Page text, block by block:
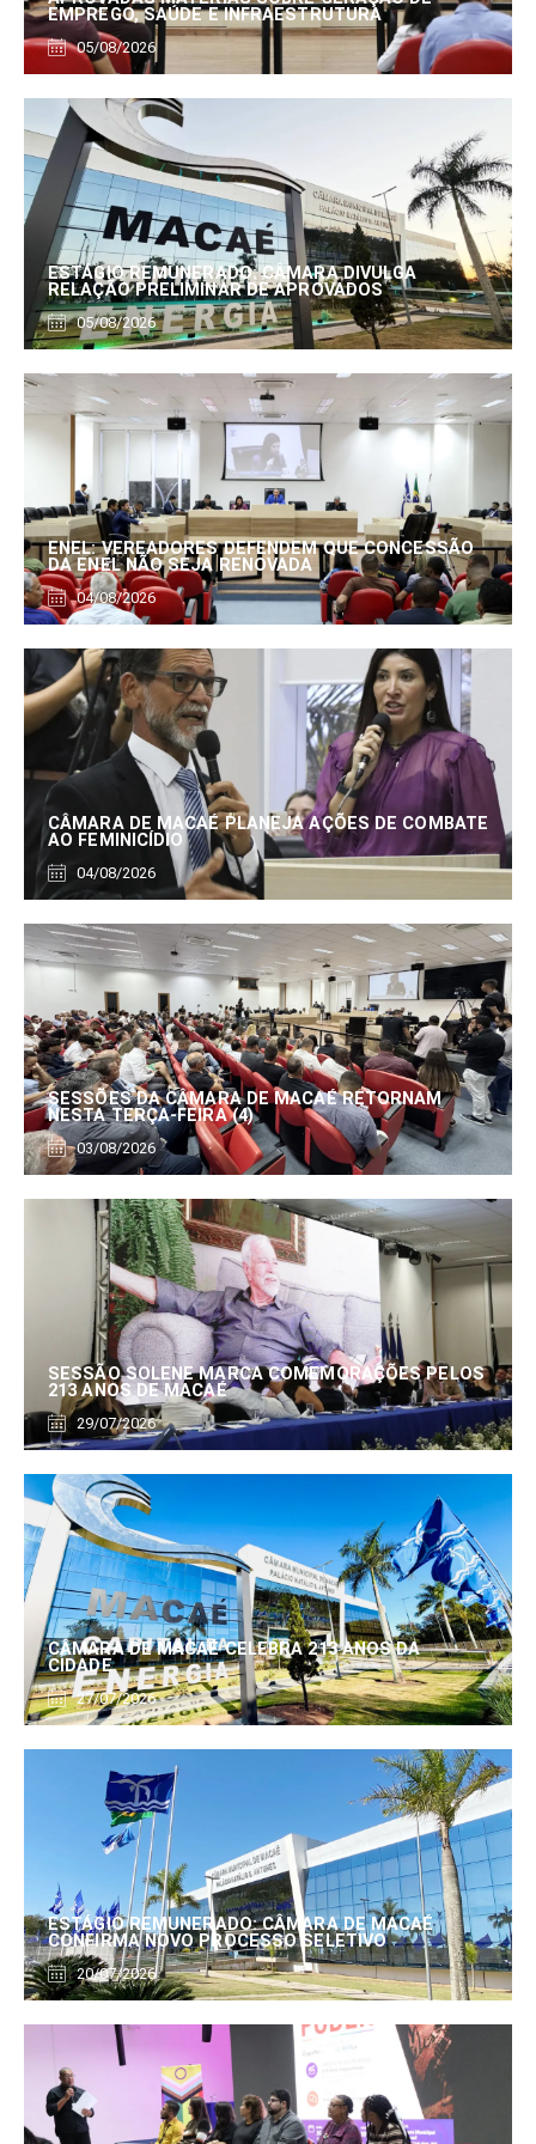
EMPREGO, SAÚDE E INFRAESTRUTURA
05/08/2026
ESTÁGIO REMUNERADO: CÂMARA DIVULGA
RELAÇÃO PRELIMINAR DE APROVADOS
05/08/2026
ENEL: VEREADORES DEFENDEM QUE CONCESSÃO
DA ENEL NÃO SEJA RENOVADA
04/08/2026
CÂMARA DE MACAÉ PLANEJA AÇÕES DE COMBATE
AO FEMINICÍDIO
04/08/2026
SESSÕES DA CÂMARA DE MACAÉ RETORNAM
NESTA TERÇA-FEIRA (4)
03/08/2026
SESSÃO SOLENE MARCA COMEMORAÇÕES PELOS
213 ANOS DE MACAÉ
29/07/2026
CÂMARA DE MACAÉ CELEBRA 213 ANOS DA
CIDADE
27/07/2026
ESTÁGIO REMUNERADO: CÂMARA DE MACAÉ
CONFIRMA NOVO PROCESSO SELETIVO
20/07/2026